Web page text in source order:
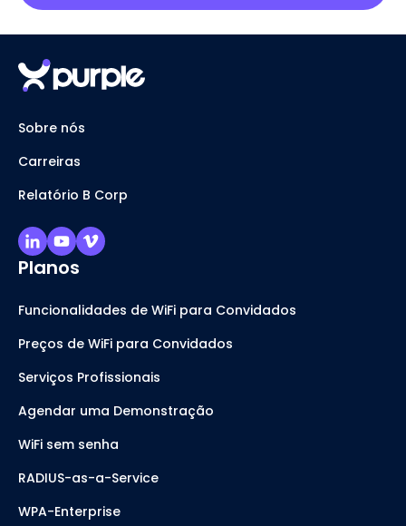
Sobre nós
Carreiras
Relatório B Corp
Planos
Funcionalidades de WiFi para Convidados
Preços de WiFi para Convidados
Serviços Profissionais
Agendar uma Demonstração
WiFi sem senha
RADIUS-as-a-Service
WPA-Enterprise